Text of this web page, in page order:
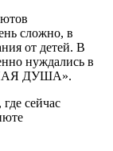
сложно, в
от детей. В
нуждались в
ДУША».
сейчас